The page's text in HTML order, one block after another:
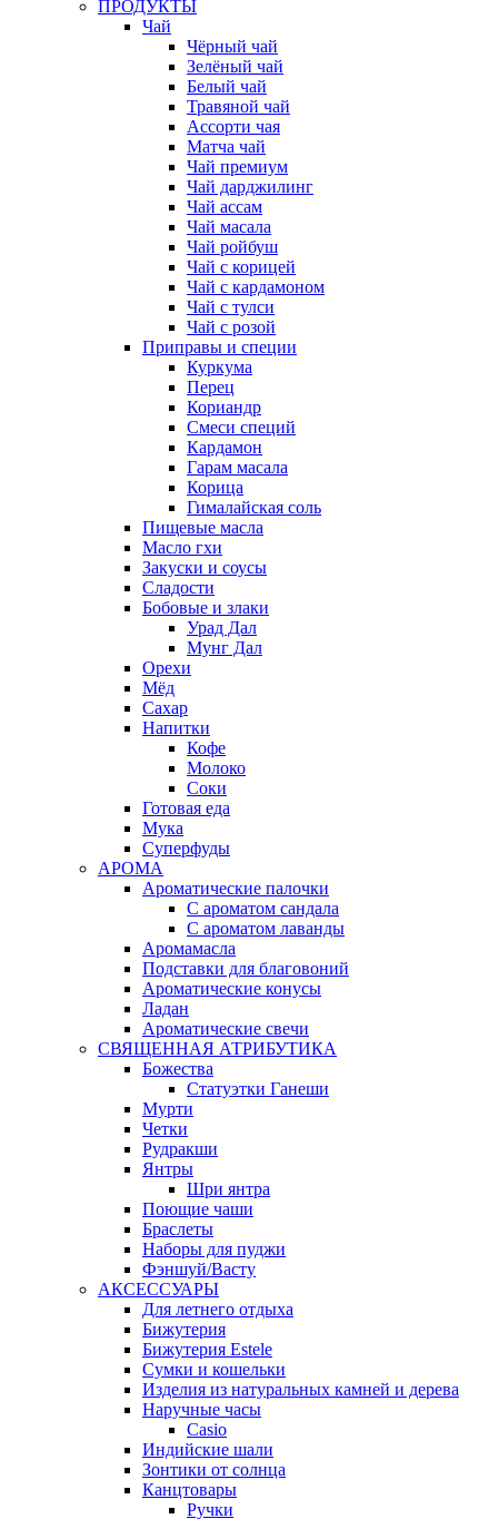
ПРОДУКТЫ
Чай
Чёрный чай
Зелёный чай
Белый чай
Травяной чай
Ассорти чая
Матча чай
Чай премиум
Чай дарджилинг
Чай ассам
Чай масала
Чай ройбуш
Чай с корицей
Чай с кардамоном
Чай с тулси
Чай с розой
Приправы и специи
Куркума
Перец
Кориандр
Смеси специй
Кардамон
Гарам масала
Корица
Гималайская соль
Пищевые масла
Масло гхи
Закуски и соусы
Сладости
Бобовые и злаки
Урад Дал
Мунг Дал
Орехи
Мёд
Сахар
Напитки
Кофе
Молоко
Соки
Готовая еда
Мука
Суперфуды
АРОМА
Ароматические палочки
С ароматом сандала
С ароматом лаванды
Аромамасла
Подставки для благовоний
Ароматические конусы
Ладан
Ароматические свечи
СВЯЩЕННАЯ АТРИБУТИКА
Божества
Статуэтки Ганеши
Мурти
Четки
Рудракши
Янтры
Шри янтра
Поющие чаши
Браслеты
Наборы для пуджи
Фэншуй/Васту
АКСЕССУАРЫ
Для летнего отдыха
Бижутерия
Бижутерия Estele
Сумки и кошельки
Изделия из натуральных камней и дерева
Наручные часы
Casio
Индийские шали
Зонтики от солнца
Канцтовары
Ручки